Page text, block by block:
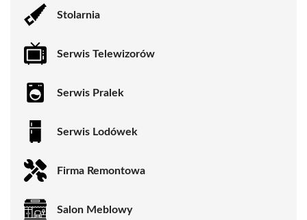
Stolarnia
Serwis Telewizorów
Serwis Pralek
Serwis Lodówek
Firma Remontowa
Salon Meblowy